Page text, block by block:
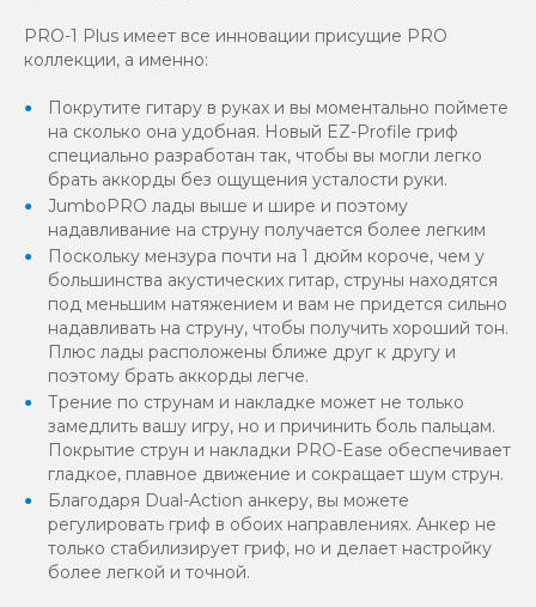
PRO-1 Plus имеет все инновации присущие PRO
коллекции, а именно:
Покрутите гитару в руках и вы моментально поймете
на сколько она удобная. Новый EZ-Profile гриф
специально разработан так, чтобы вы могли легко
брать аккорды без ощущения усталости руки.
JumboPRO лады выше и шире и поэтому
надавливание на струну получается более легким
Поскольку мензура почти на 1 дюйм короче, чем у
большинства акустических гитар, струны находятся
под меньшим натяжением и вам не придется сильно
надавливать на струну, чтобы получить хороший тон.
Плюс лады расположены ближе друг к другу и
поэтому брать аккорды легче.
Трение по струнам и накладке может не только
замедлить вашу игру, но и причинить боль пальцам.
Покрытие струн и накладки PRO-Ease обеспечивает
гладкое, плавное движение и сокращает шум струн.
Благодаря Dual-Action анкеру, вы можете
регулировать гриф в обоих направлениях. Анкер не
только стабилизирует гриф, но и делает настройку
более легкой и точной.